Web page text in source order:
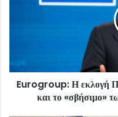
Eurogroup: Η εκλογή
και το «σβήσιμο»